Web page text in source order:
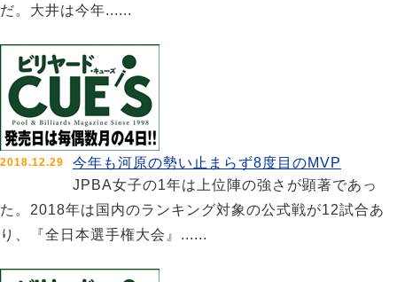
だ。大井は今年......
2018.12.29
今年も河原の勢い止まらず8度目のMVP
JPBA女子の1年は上位陣の強さが顕著であっ
た。2018年は国内のランキング対象の公式戦が12試合あ
り、『全日本選手権大会』......